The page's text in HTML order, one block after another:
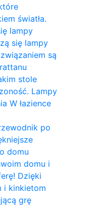
światła.
lampy
się lampy
są
stole
Lampy
W łazience
po
domu
domu i
Dzięki
i kinkietom
grę